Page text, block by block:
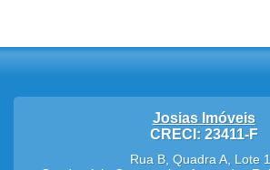
Josias Imóveis
CRECI: 23411-F
Rua B, Quadra A, Lote